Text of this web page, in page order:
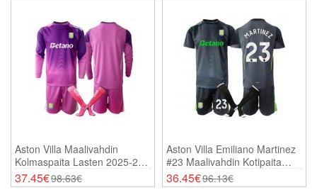
Aston Villa Maalivahdin
Kolmaspaita Lasten 2025-26
Pitkähihainen (+ Shortsit)
37.45€98.63€
Aston Villa Emiliano Martinez
#23 Maalivahdin Kotipaita
Lasten 2025-26 Lyhythihainen
(+ Shortsit)
36.45€96.13€